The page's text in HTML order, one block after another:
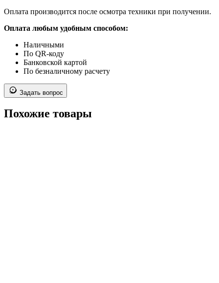
Оплата производится после осмотра техники при получении.
Оплата любым удобным способом:
Наличными
По QR-коду
Банковской картой
По безналичному расчету
Задать вопрос
Похожие товары